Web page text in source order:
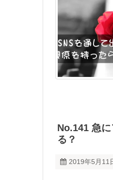
No.141 急
る？
2019年5月11